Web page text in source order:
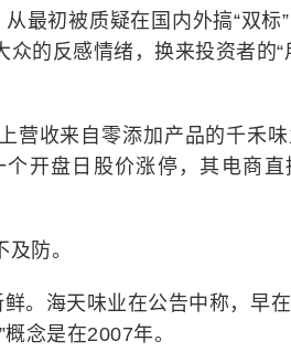
最初被质疑在国内外搞“双标
的反感情绪，换来投资者的“
营收来自零添加产品的千禾
开盘日股价涨停，其电商
防。
。海天味业在公告中称，早
念是在2007年。